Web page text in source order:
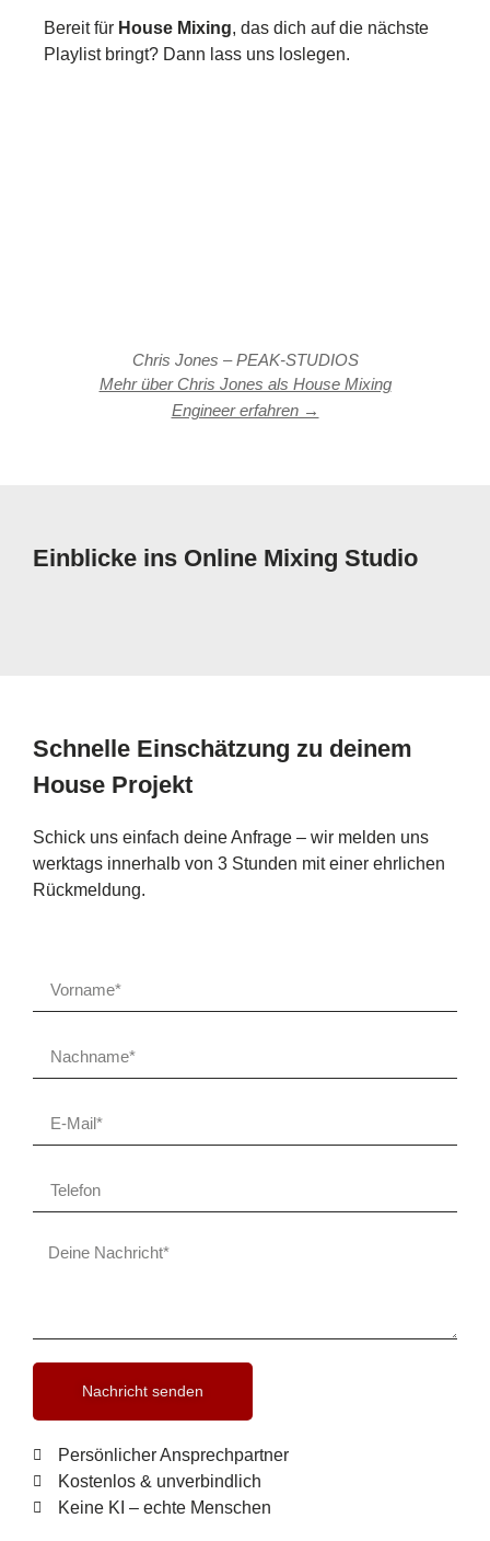
Bereit für House Mixing, das dich auf die nächste
Playlist bringt? Dann lass uns loslegen.
Chris Jones – PEAK-STUDIOS
Mehr über Chris Jones als House Mixing
Engineer erfahren →
Einblicke ins Online Mixing Studio
Schnelle Einschätzung zu deinem
House Projekt
Schick uns einfach deine Anfrage – wir melden uns
werktags innerhalb von 3 Stunden mit einer ehrlichen
Rückmeldung.
Nachricht senden
Persönlicher Ansprechpartner
Kostenlos & unverbindlich
Keine KI – echte Menschen